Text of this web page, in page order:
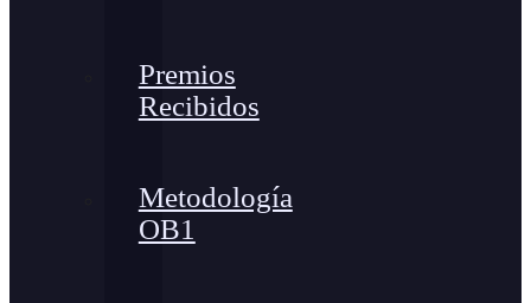
Premios
Recibidos
Metodología
OB1